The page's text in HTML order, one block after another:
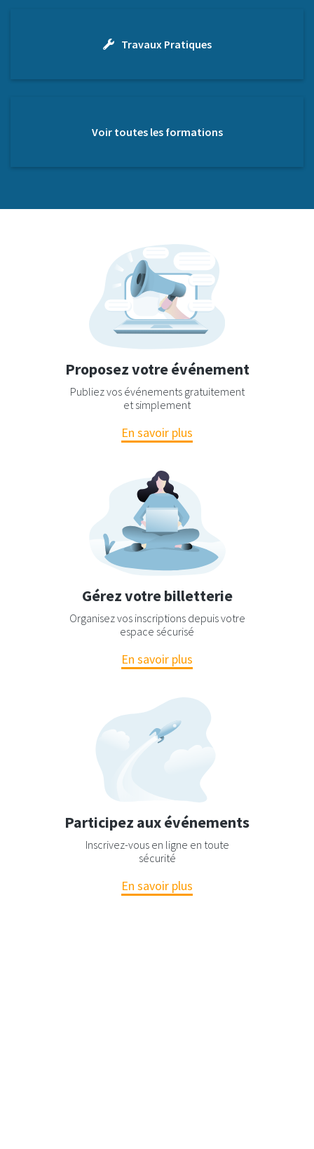
Travaux Pratiques
Voir toutes les formations
Proposez votre événement
Publiez vos événements gratuitement
et simplement
En savoir plus
Gérez votre billetterie
Organisez vos inscriptions depuis votre
espace sécurisé
En savoir plus
Participez aux événements
Inscrivez-vous en ligne en toute
sécurité
En savoir plus